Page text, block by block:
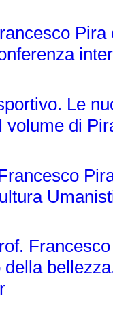
Le
volume di
della